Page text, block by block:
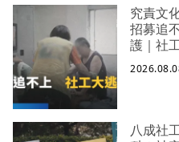
究責文
招募追
護｜社
八成社